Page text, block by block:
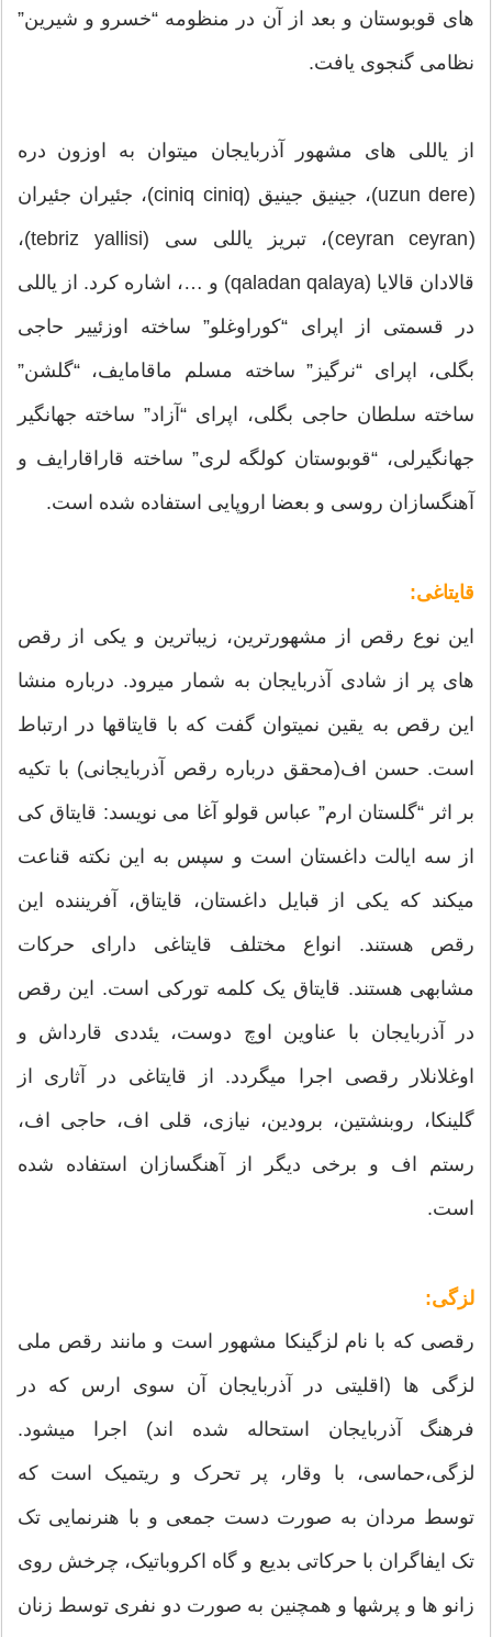
های قوبوستان و بعد از آن در منظومه “خسرو و شیرین”
نظامی گنجوی یافت.
از یاللی های مشهور آذربایجان میتوان به اوزون دره
(uzun dere)، جینیق جینیق (ciniq ciniq)، جئیران جئیران
(ceyran ceyran)، تبریز یاللی سی (tebriz yallisi)،
قالادان قالایا (qaladan qalaya) و …، اشاره کرد. از یاللی
در قسمتی از اپرای “کوراوغلو” ساخته اوزئییر حاجی
بگلی، اپرای “نرگیز” ساخته مسلم ماقامایف، “گلشن”
ساخته سلطان حاجی بگلی، اپرای “آزاد” ساخته جهانگیر
جهانگیرلی، “قوبوستان کولگه لری” ساخته قاراقارایف و
آهنگسازان روسی و بعضا اروپایی استفاده شده است.
قایتاغی:
این نوع رقص از مشهورترین، زیباترین و یکی از رقص
های پر از شادی آذربایجان به شمار میرود. درباره منشا
این رقص به یقین نمیتوان گفت که با قایتاقها در ارتباط
است. حسن اف(محقق درباره رقص آذربایجانی) با تکیه
بر اثر “گلستان ارم” عباس قولو آغا می نویسد: قایتاق کی
از سه ایالت داغستان است و سپس به این نکته قناعت
میکند که یکی از قبایل داغستان، قایتاق، آفریننده این
رقص هستند. انواع مختلف قایتاغی دارای حرکات
مشابهی هستند. قایتاق یک کلمه تورکی است. این رقص
در آذربایجان با عناوین اوچ دوست، یئددی قارداش و
اوغلانلار رقصی اجرا میگردد. از قایتاغی در آثاری از
گلینکا، روبنشتین، برودین، نیازی، قلی اف، حاجی اف،
رستم اف و برخی دیگر از آهنگسازان استفاده شده
است.
لزگی:
رقصی که با نام لزگینکا مشهور است و مانند رقص ملی
لزگی ها (اقلیتی در آذربایجان آن سوی ارس که در
فرهنگ آذربایجان استحاله شده اند) اجرا میشود.
لزگی،حماسی، با وقار، پر تحرک و ریتمیک است که
توسط مردان به صورت دست جمعی و با هنرنمایی تک
تک ایفاگران با حرکاتی بدیع و گاه اکروباتیک، چرخش روی
زانو ها و پرشها و همچنین به صورت دو نفری توسط زنان